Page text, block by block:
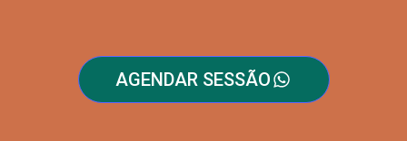
AGENDAR SESSÃO